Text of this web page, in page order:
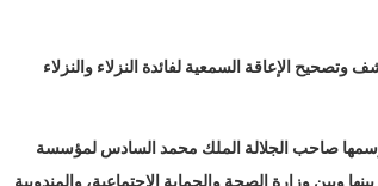
الإعاقة السمعية لفائدة النزلاء والنزلاء
رسمها صاحب الجلالة الملك محمد السادس لمؤسسة
وبين وزارة الصحة والحماية الاجتماعية، والمندوبية